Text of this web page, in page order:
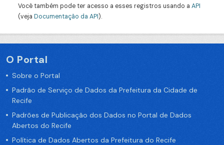
Você também pode ter acesso a esses registros usando a API
(veja Documentação da API).
O Portal
Sobre o Portal
Padrão de Serviço de Dados da Prefeitura da Cidade de
Recife
Padrões de Publicação dos Dados no Portal de Dados
Abertos do Recife
Política de Dados Abertos da Prefeitura do Recife